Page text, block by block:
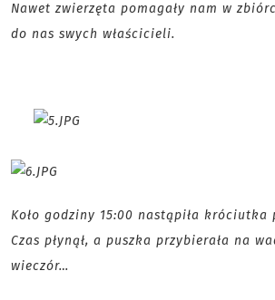
Nawet zwierzęta pomagały nam w
do nas swych właścicieli.
Koło godziny 15:00 nastąpiła króciutka
Czas płynął, a puszka przybierała na
wieczór…